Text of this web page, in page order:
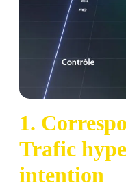
1.
Trafic
intention